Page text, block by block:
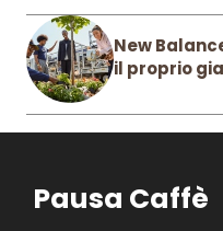
New
il proprio
Pausa Caffè